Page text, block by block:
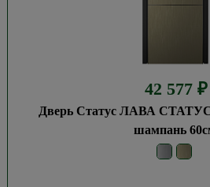
42 577 ₽
Дверь Статус ЛАВА
шампань